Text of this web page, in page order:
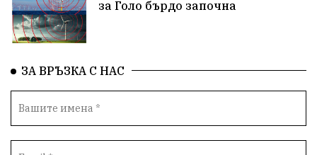
за Голо бърдо започна
ЗА ВРЪЗКА С НАС